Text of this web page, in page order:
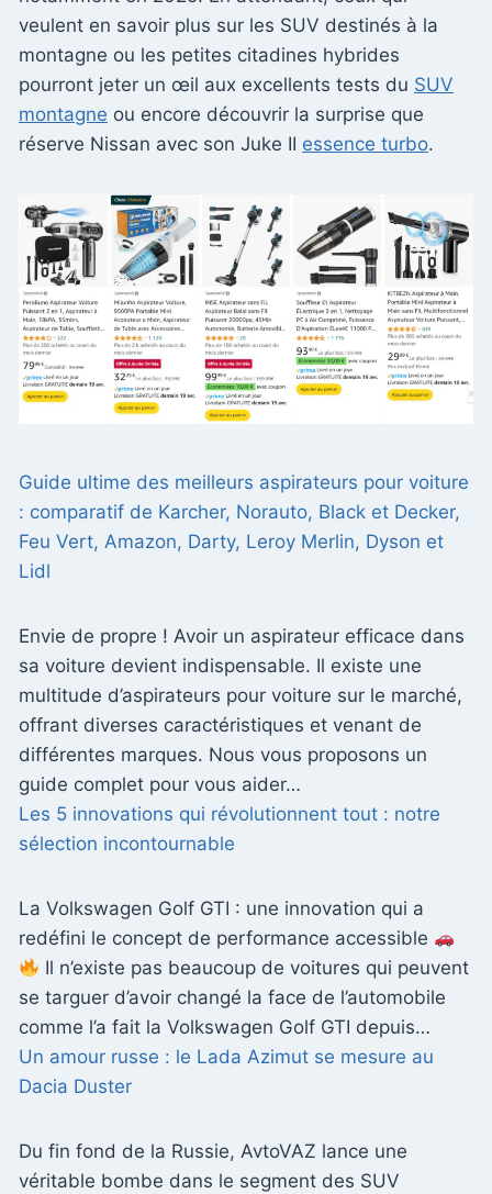
veulent en savoir plus sur les SUV destinés à la
montagne ou les petites citadines hybrides
pourront jeter un œil aux excellents tests du SUV
montagne ou encore découvrir la surprise que
réserve Nissan avec son Juke II essence turbo.
Guide ultime des meilleurs aspirateurs pour voiture
: comparatif de Karcher, Norauto, Black et Decker,
Feu Vert, Amazon, Darty, Leroy Merlin, Dyson et
Lidl
Envie de propre ! Avoir un aspirateur efficace dans
sa voiture devient indispensable. Il existe une
multitude d’aspirateurs pour voiture sur le marché,
offrant diverses caractéristiques et venant de
différentes marques. Nous vous proposons un
guide complet pour vous aider…
Les 5 innovations qui révolutionnent tout : notre
sélection incontournable
La Volkswagen Golf GTI : une innovation qui a
redéfini le concept de performance accessible
Il n’existe pas beaucoup de voitures qui peuvent
se targuer d’avoir changé la face de l’automobile
comme l’a fait la Volkswagen Golf GTI depuis…
Un amour russe : le Lada Azimut se mesure au
Dacia Duster
Du fin fond de la Russie, AvtoVAZ lance une
véritable bombe dans le segment des SUV